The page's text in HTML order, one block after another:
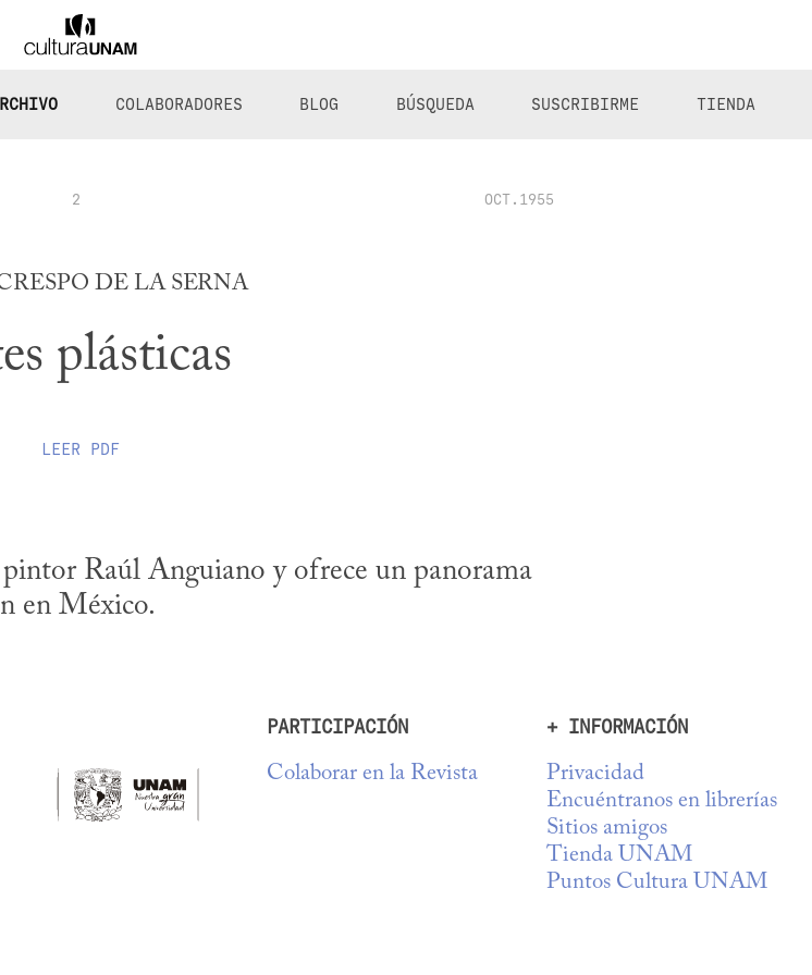
COLABORADORES BLOG BÚSQUEDA SUSCRIBIRME TIENDA
2 OCT.1955
DE LA SERNA
plásticas
LEER PDF
Raúl Anguiano y ofrece un panorama
en México.
PARTICIPACIÓN
Colaborar en la Revista
+ INFORMACIÓN
Privacidad
Encuéntranos en librerías
Sitios amigos
Tienda UNAM
Puntos Cultura UNAM